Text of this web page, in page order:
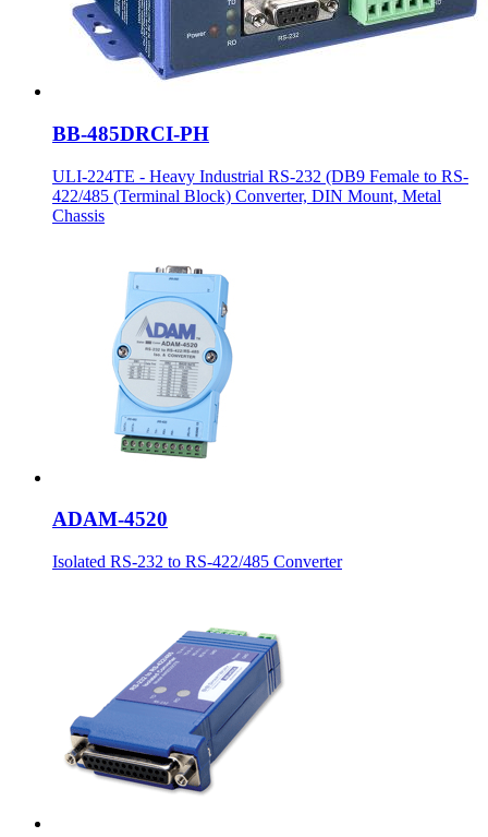
BB-485DRCI-PH
ULI-224TE - Heavy Industrial RS-232 (DB9 Female to RS-
422/485 (Terminal Block) Converter, DIN Mount, Metal
Chassis
ADAM-4520
Isolated RS-232 to RS-422/485 Converter